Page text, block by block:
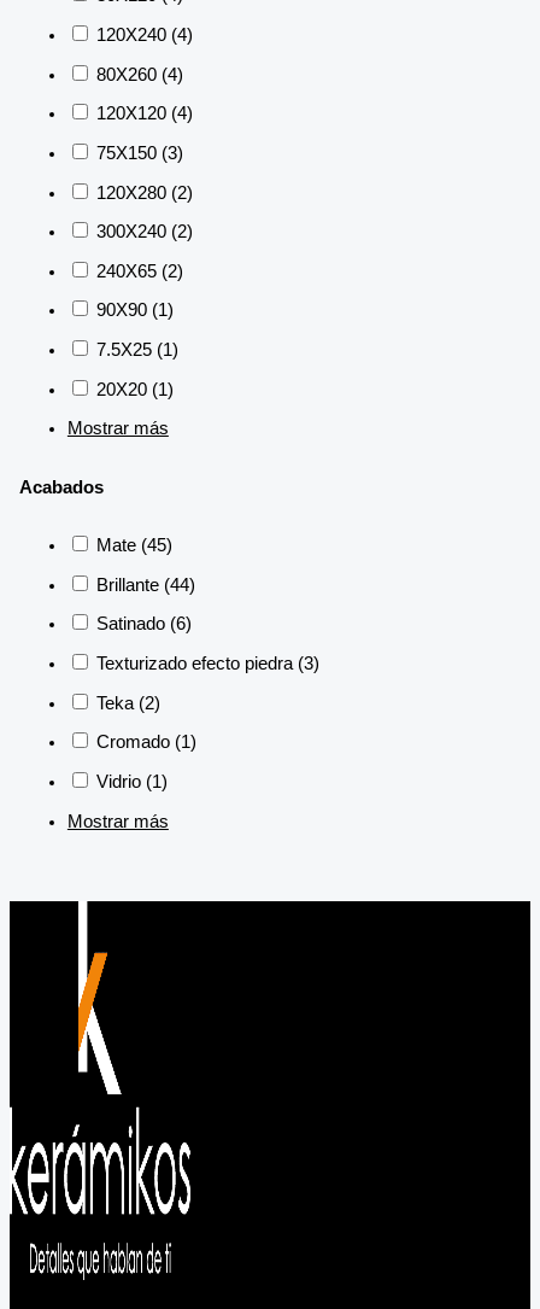
120X240 (4)
80X260 (4)
120X120 (4)
75X150 (3)
120X280 (2)
300X240 (2)
240X65 (2)
90X90 (1)
7.5X25 (1)
20X20 (1)
Mostrar más
Acabados
Mate (45)
Brillante (44)
Satinado (6)
Texturizado efecto piedra (3)
Teka (2)
Cromado (1)
Vidrio (1)
Mostrar más